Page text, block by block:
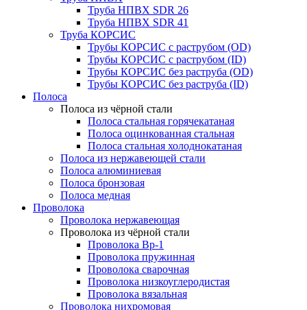
Труба НПВХ SDR 26
Труба НПВХ SDR 41
Труба КОРСИС
Трубы КОРСИС с раструбом (OD)
Трубы КОРСИС с раструбом (ID)
Трубы КОРСИС без раструба (OD)
Трубы КОРСИС без раструба (ID)
Полоса
Полоса из чёрной стали
Полоса стальная горячекатаная
Полоса оцинкованная стальная
Полоса стальная холоднокатаная
Полоса из нержавеющей стали
Полоса алюминиевая
Полоса бронзовая
Полоса медная
Проволока
Проволока нержавеющая
Проволока из чёрной стали
Проволока Вр-1
Проволока пружинная
Проволока сварочная
Проволока низкоуглеродистая
Проволока вязальная
Проволока нихромовая